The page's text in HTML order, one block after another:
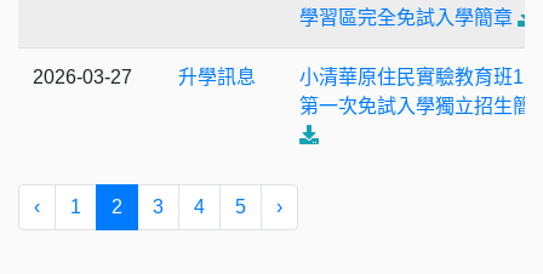
學習區完全免試入學簡章
2026-03-27 升學訊息
小清華原住民實驗教育班
第一次免試入學獨立招生簡
‹ 1 2 3 4 5 ›